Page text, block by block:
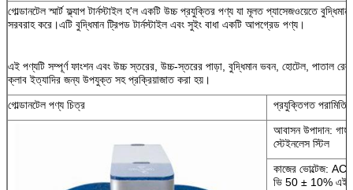
গোল্ডানটেল স্মার্ট ফ্ল্যাপ টার্নস্টাইল হ'ল একটি উচ্চ প্রযুক্তির পণ্য যা মূলত প্যাসেজওয়েতে বুদ্ধিমান
সরবরাহ করে।এটি বুদ্ধিমান ট্রিপড টার্নস্টাইল এবং সুইং বাধা একটি আপগ্রেড পণ্য।
এই পণ্যটি সম্পূর্ণ ফাংশন এবং উচ্চ স্তরের, উচ্চ-স্তরের পাড়া, বুদ্ধিমান ভবন, হোটেল, পাতাল
ক্লাব ইত্যাদির জন্য উপযুক্ত সহ প্রক্রিয়াজাত করা হয়।
গোল্ডানটেল পণ্য চিত্র
প্রযুক্তিগত পরামিতি
আবাসন উপাদান:
স্টেইনলেস স্টিল
কাজের ভোল্টেজ:
ভি 50 ± 10%